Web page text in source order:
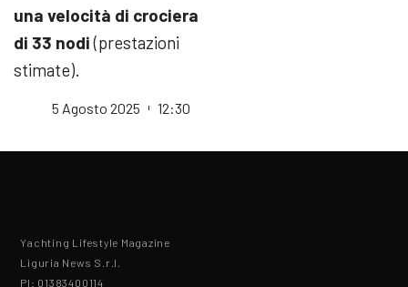
una velocità di crociera
di 33 nodi(prestazioni
stimate).
5 Agosto 2025 12:30
Yachting Lifestyle Magazine
Liguria News S.r.l.
PI: 01383400114